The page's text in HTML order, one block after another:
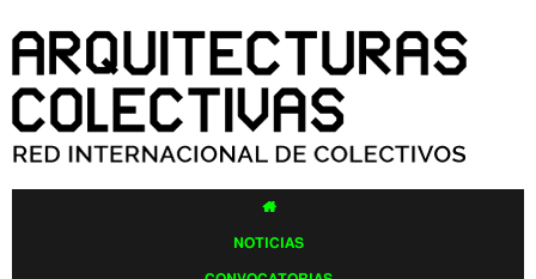
contenido
principal

NOTICIAS